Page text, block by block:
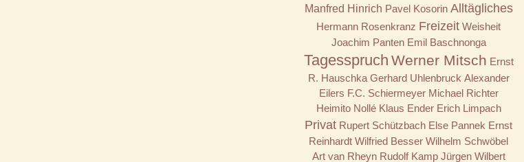
Manfred Hinrich Pavel Kosorin Alltägliches
Hermann Rosenkranz Freizeit Weisheit
Joachim Panten Emil Baschnonga
Tagesspruch Werner Mitsch Ernst
R. Hauschka Gerhard Uhlenbruck Alexander
Eilers F.C. Schiermeyer Michael Richter
Heimito Nollé Klaus Ender Erich Limpach
Privat Rupert Schützbach Else Pannek Ernst
Reinhardt Wilfried Besser Wilhelm Schwöbel
Art van Rheyn Rudolf Kamp Jürgen Wilbert